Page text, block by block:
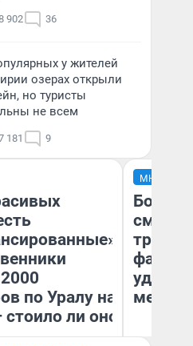
902 36
у жителей
озерах открыли
но туристы
не всем
181 9
по Уралу на
ли оно
МНЕНИЕ
месте